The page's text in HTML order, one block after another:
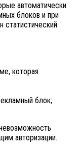
автоматически
блоков и при
статистический
которая
блок;
авторизации.